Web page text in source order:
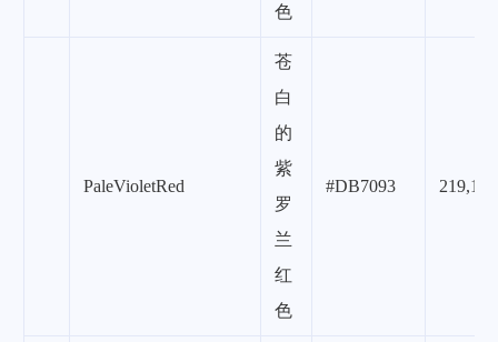
色
PaleVioletRed
苍
白
的
紫
罗
兰
红
色
#DB7093